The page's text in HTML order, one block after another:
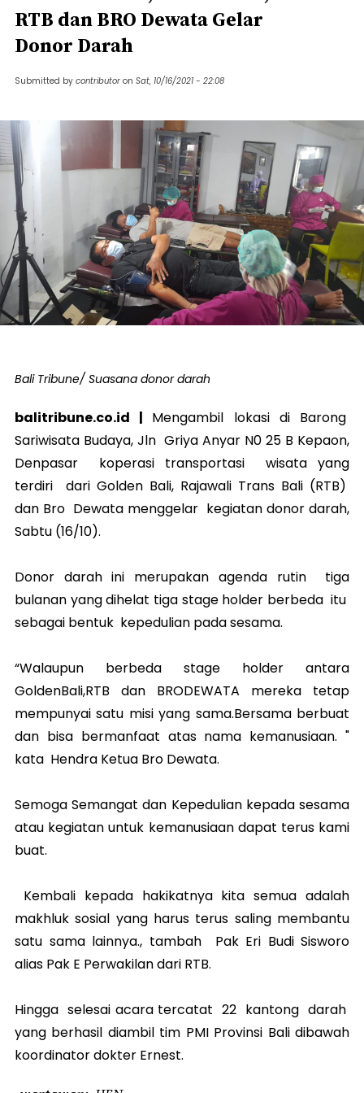
RTB dan BRO Dewata Gelar
Donor Darah
Submitted by contributor on Sat, 10/16/2021 - 22:08
Bali Tribune/ Suasana donor darah
balitribune.co.id | Mengambil lokasi di Barong
Sariwisata Budaya, Jln Griya Anyar N0 25 B Kepaon,
Denpasar koperasi transportasi wisata yang
terdiri dari Golden Bali, Rajawali Trans Bali (RTB)
dan Bro Dewata menggelar kegiatan donor darah,
Sabtu (16/10).
Donor darah ini merupakan agenda rutin tiga
bulanan yang dihelat tiga stage holder berbeda itu
sebagai bentuk kepedulian pada sesama.
“Walaupun berbeda stage holder antara
GoldenBali,RTB dan BRODEWATA mereka tetap
mempunyai satu misi yang sama.Bersama berbuat
dan bisa bermanfaat atas nama kemanusiaan. "
kata Hendra Ketua Bro Dewata.
Semoga Semangat dan Kepedulian kepada sesama
atau kegiatan untuk kemanusiaan dapat terus kami
buat.
Kembali kepada hakikatnya kita semua adalah
makhluk sosial yang harus terus saling membantu
satu sama lainnya., tambah Pak Eri Budi Sisworo
alias Pak E Perwakilan dari RTB.
Hingga selesai acara tercatat 22 kantong darah
yang berhasil diambil tim PMI Provinsi Bali dibawah
koordinator dokter Ernest.